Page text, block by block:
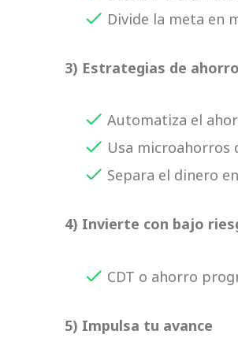
Divide la meta en
3) Estrategias de
Automatiza el
Usa microahorros
Separa el dinero
4) Invierte con bajo
CDT o ahorro
5) Impulsa tu avance